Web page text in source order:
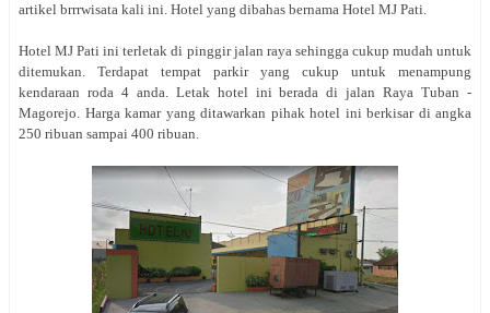
artikel brrrwisata kali ini. Hotel yang dibahas bernama Hotel MJ Pati.
Hotel MJ Pati ini terletak di pinggir jalan raya sehingga cukup mudah untuk
ditemukan. Terdapat tempat parkir yang cukup untuk menampung
kendaraan roda 4 anda. Letak hotel ini berada di jalan Raya Tuban -
Magorejo. Harga kamar yang ditawarkan pihak hotel ini berkisar di angka
250 ribuan sampai 400 ribuan.